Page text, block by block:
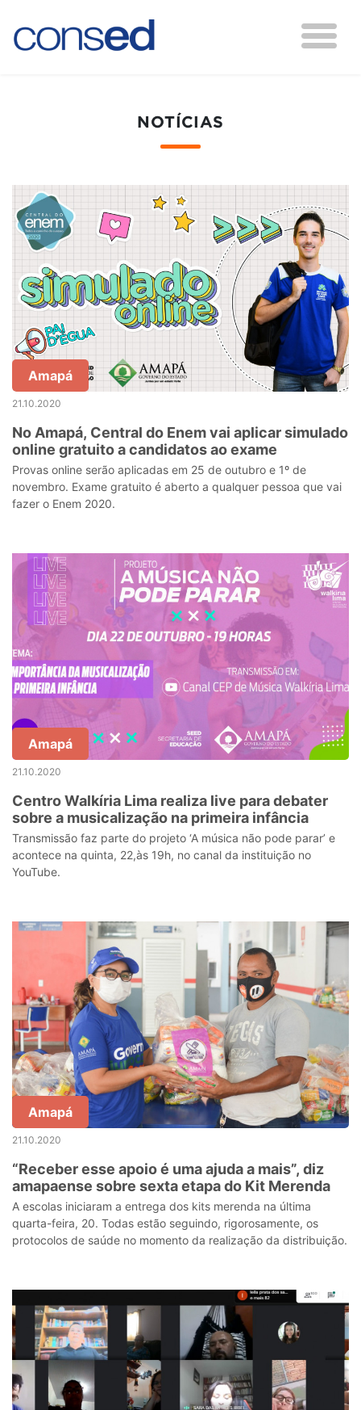
NOTÍCIAS
Amapá
21.10.2020
No Amapá, Central do Enem vai aplicar simulado
online gratuito a candidatos ao exame
Provas online serão aplicadas em 25 de outubro e 1º de
novembro. Exame gratuito é aberto a qualquer pessoa que vai
fazer o Enem 2020.
Amapá
21.10.2020
Centro Walkíria Lima realiza live para debater
sobre a musicalização na primeira infância
Transmissão faz parte do projeto ‘A música não pode parar’ e
acontece na quinta, 22,às 19h, no canal da instituição no
YouTube.
Amapá
21.10.2020
“Receber esse apoio é uma ajuda a mais”, diz
amapaense sobre sexta etapa do Kit Merenda
A escolas iniciaram a entrega dos kits merenda na última
quarta-feira, 20. Todas estão seguindo, rigorosamente, os
protocolos de saúde no momento da realização da distribuição.